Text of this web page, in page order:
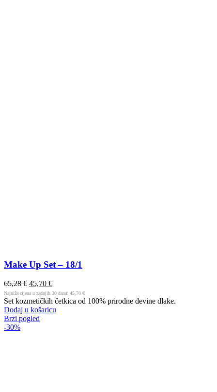
Make Up Set – 18/1
65,28€ 45,70 €
Najniža cijena u zadnjih 30 dana: 45,70 €
Set kozmetičkih četkica od 100% prirodne devine dlake.
Dodaj u košaricu
Brzi pogled
-30%